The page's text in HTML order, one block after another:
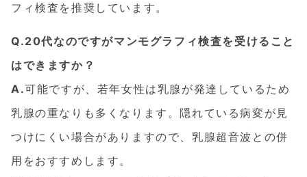
フィ検査を推奨しています。
Q.20代なのですがマンモグラフィ検査を受けること
はできますか？
A.可能ですが、若年女性は乳腺が発達しているため
乳腺の重なりも多くなります。隠れている病変が見
つけにくい場合がありますので、乳腺超音波との併
用をおすすめします。